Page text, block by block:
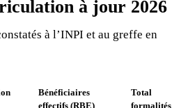
à jour 2026
à l’INPI et au greffe en
Bénéficiaires
effectifs (RBE)
Total
formalités